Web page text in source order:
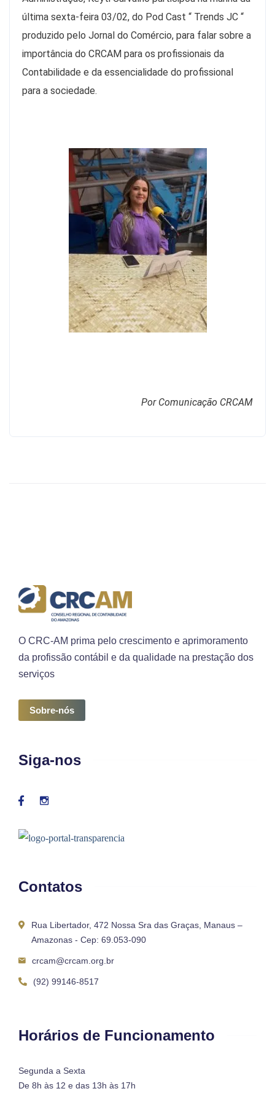
última sexta-feira 03/02, do Pod Cast “ Trends JC “
produzido pelo Jornal do Comércio, para falar sobre a
importância do CRCAM para os profissionais da
Contabilidade e da essencialidade do profissional
para a sociedade.
Por Comunicação CRCAM
O CRC-AM prima pelo crescimento e aprimoramento
da profissão contábil e da qualidade na prestação dos
serviços
Sobre-nós
Siga-nos
Contatos
Rua Libertador, 472 Nossa Sra das Graças, Manaus –
Amazonas - Cep: 69.053-090
crcam@crcam.org.br
(92) 99146-8517
Horários de Funcionamento
Segunda a Sexta
De 8h às 12 e das 13h às 17h